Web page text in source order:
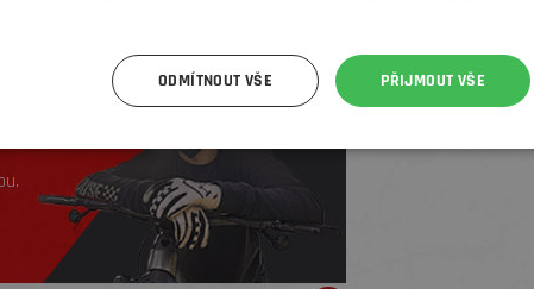
PŘIJMOUT VŠE
ODMÍTNOUT VŠE